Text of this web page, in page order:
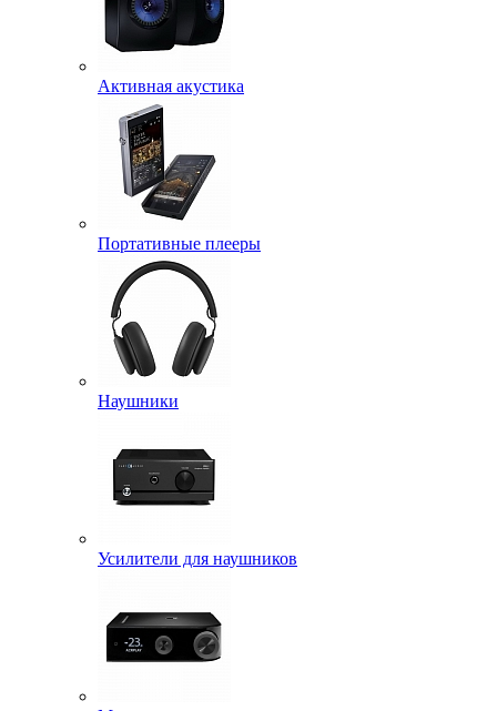
Активная акустика
Портативные плееры
Наушники
Усилители для наушников